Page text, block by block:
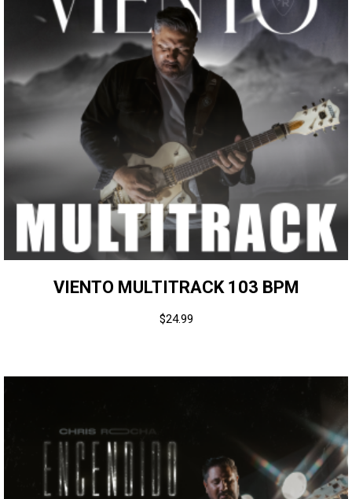
VIENTO MULTITRACK 103 BPM
$24.99